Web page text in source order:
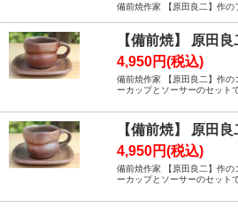
備前焼作家 【原田良二】作の
【備前焼】 原田
4,950円(税込)
備前焼作家 【原田良二】作の
ーカップとソーサーのセットで
【備前焼】 原田
4,950円(税込)
備前焼作家 【原田良二】作の
ーカップとソーサーのセットで